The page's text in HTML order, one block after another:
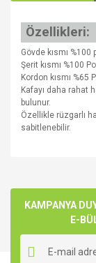
Özellikleri:
Gövde kısmı
Şerit kısmı %100
Kordon kısmı
Kafayı daha rahat
bulunur.
Özellikle rüzgarlı
sabitlenebilir.
kullanarak
Görüş ve
Ürün
Ürün
KAMPANYA
E-